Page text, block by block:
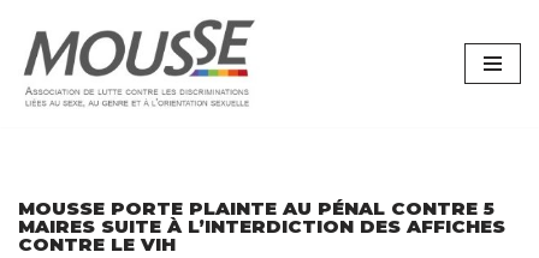
Aller
au
MOUSSE PORTE PLAINTE AU PÉNAL CONTRE 5
MAIRES SUITE À L’INTERDICTION DES AFFICHES
CONTRE LE VIH